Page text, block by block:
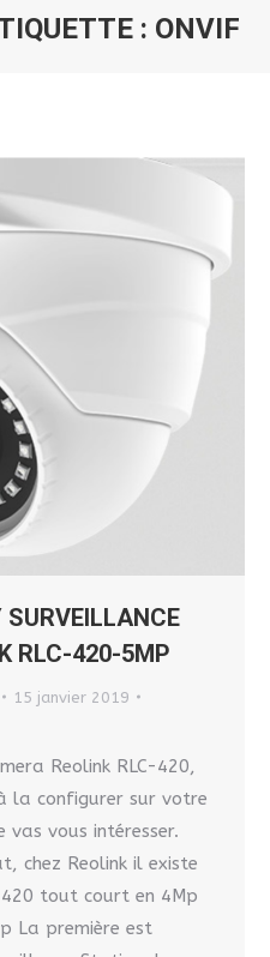
: ONVIF
RLC-420-5MP
15 janvier 2019
Reolink RLC-420,
la configurer sur votre
vas vous intéresser.
chez Reolink il existe
420 tout court en 4Mp
La première est